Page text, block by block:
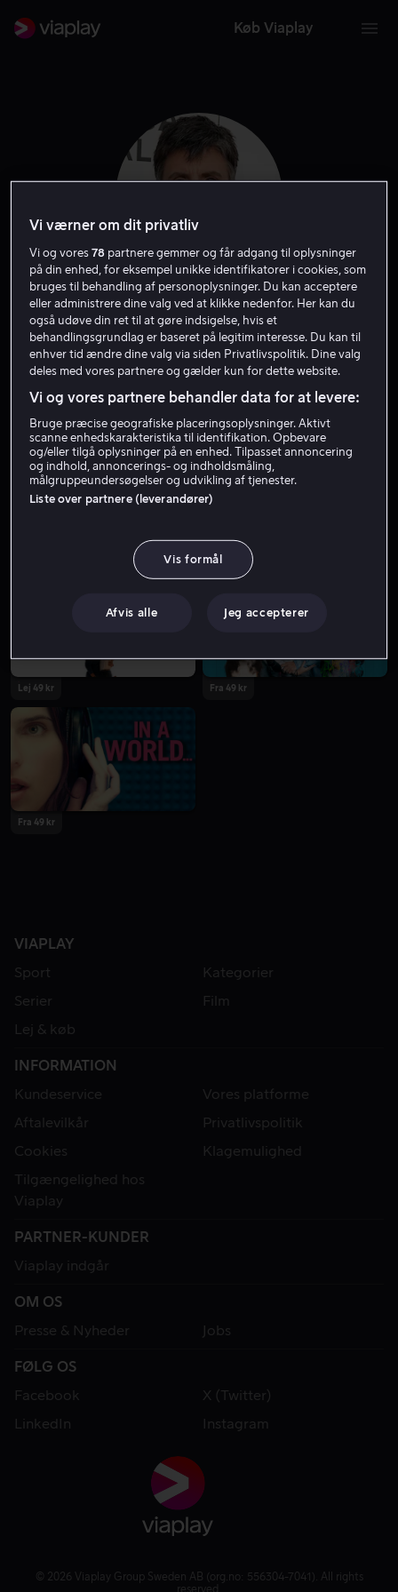
Køb Viaplay
Tig Notaro
Skuespiller Gæst
Fra 49 kr
Lej 49 kr Fra 49 kr
Fra 49 kr
VIAPLAY
Sport
Kategorier
Serier
Film
Lej & køb
INFORMATION
Kundeservice
Vores platforme
Aftalevilkår
Privatlivspolitik
Cookies
Klagemulighed
Tilgængelighed hos
Viaplay
PARTNER-KUNDER
Viaplay indgår
OM OS
Presse & Nyheder
Jobs
FØLG OS
Facebook
X (Twitter)
LinkedIn
Instagram
© 2026 Viaplay Group Sweden AB (org.no: 556304-7041). All rights
reserved.
Vi værner om dit privatliv
Vi og vores78 partnere gemmer og får adgang til oplysninger
på din enhed, for eksempel unikke identifikatorer i cookies, som
bruges til behandling af personoplysninger. Du kan acceptere
eller administrere dine valg ved at klikke nedenfor. Her kan du
også udøve din ret til at gøre indsigelse, hvis et
behandlingsgrundlag er baseret på legitim interesse. Du kan til
enhver tid ændre dine valg via siden Privatlivspolitik. Dine valg
deles med vores partnere og gælder kun for dette website.
Vi og vores partnere behandler data for at levere:
Bruge præcise geografiske placeringsoplysninger. Aktivt
scanne enhedskarakteristika til identifikation. Opbevare
og/eller tilgå oplysninger på en enhed. Tilpasset annoncering
og indhold, annoncerings- og indholdsmåling,
målgruppeundersøgelser og udvikling af tjenester.
Liste over partnere (leverandører)
Vis formål
Afvis alle Jeg accepterer